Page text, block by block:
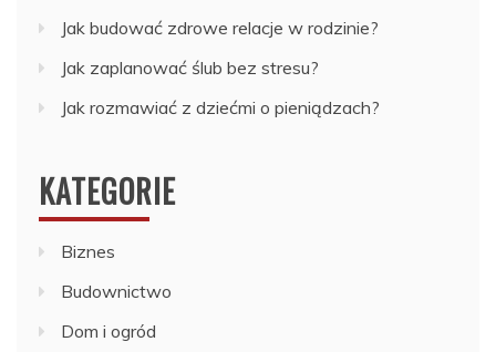
Jak budować zdrowe relacje w rodzinie?
Jak zaplanować ślub bez stresu?
Jak rozmawiać z dziećmi o pieniądzach?
KATEGORIE
Biznes
Budownictwo
Dom i ogród